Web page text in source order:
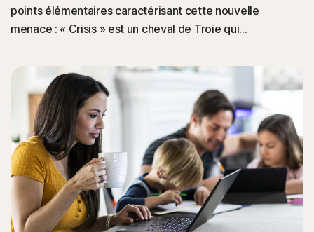
France
Connexion
points élémentaires caractérisant cette nouvelle
menace : « Crisis » est un cheval de Troie qui…